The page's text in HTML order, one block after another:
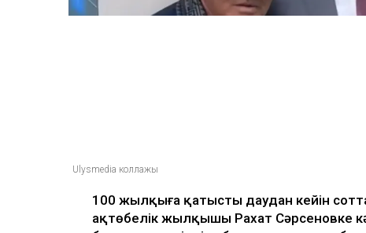
Ulysmedia коллажы
100 жылқыға қатысты даудан кейін
ақтөбелік жылқышы Рахат Сәрсеновке